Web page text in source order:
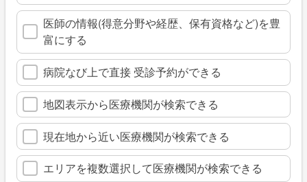
医師の情報(得意分野や経歴、保有資格など)を豊
富にする
病院なび上で直接 受診予約ができる
地図表示から医療機関が検索できる
現在地から近い医療機関が検索できる
エリアを複数選択して医療機関が検索できる